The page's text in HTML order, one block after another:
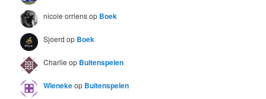
nicole orriensop Boek
Sjoerd op Boek
Charlie op Buitenspelen
Wienekeop Buitenspelen